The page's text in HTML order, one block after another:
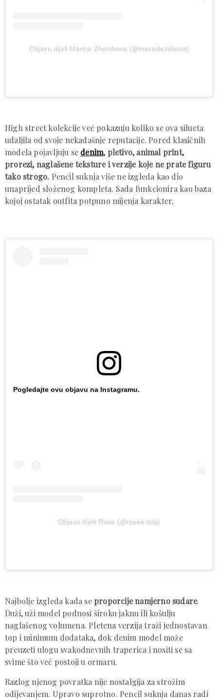
Objavu dijeli Marina Zholobova (@marsidelnikova)
High street kolekcije već pokazuju koliko se ova silueta
udaljila od svoje nekadašnje reputacije. Pored klasičnih
modela pojavljuju se denim, pletivo, animal print,
prorezi, naglašene teksture i verzije koje ne prate figuru
tako strogo. Pencil suknja više ne izgleda kao dio
unaprijed složenog kompleta. Sada funkcionira kao baza
kojoj ostatak outfita potpuno mijenja karakter.
Pogledajte ovu objavu na Instagramu.
Objavu dijeli Rose (@rosee.lola)
Najbolje izgleda kada seproporcije namjerno sudare.
Duži, uži model podnosi široku jaknu ili košulju
naglašenog volumena. Pletena verzija traži jednostavan
top i minimum dodataka, dok denim model može
preuzeti ulogu svakodnevnih traperica i nositi se sa
svime što već postoji u ormaru.
Razlog njenog povratka nije nostalgija za strožim
odijevanjem. Upravo suprotno. Pencil suknja danas radi